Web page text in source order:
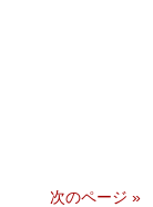
次のページ »